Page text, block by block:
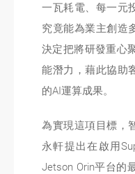
一瓦耗電、每一元
究竟能為業主創造
決定把將研發重心
能潛力，藉此協助
的AI運算成果。
為實現這項目標，
永軒提出在啟用
Jetson Orin平台的